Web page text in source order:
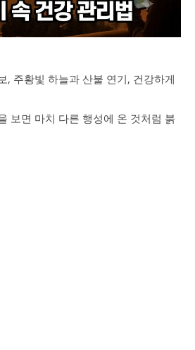
, 주황빛 하늘과 산불 연기, 건강하게
보면 마치 다른 행성에 온 것처럼 붉